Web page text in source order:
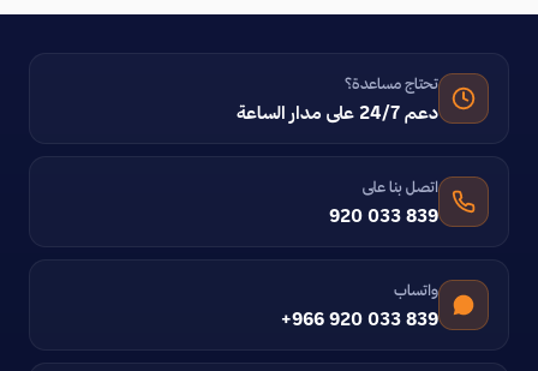
تحتاج مساعدة؟
دعم 24/7 على مدار الساعة
اتصل بنا على
920 033 839
واتساب
+966 920 033 839